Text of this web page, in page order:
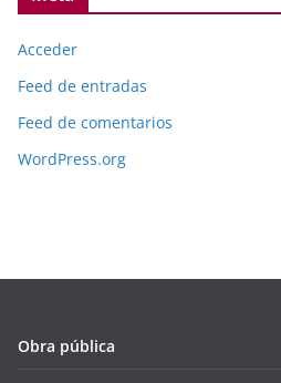
Acceder
Feed de entradas
Feed de comentarios
WordPress.org
Obra pública